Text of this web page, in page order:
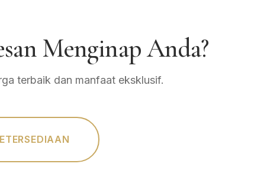
Menginap Anda?
terbaik dan manfaat eksklusif.